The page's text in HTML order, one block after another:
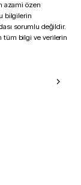
azami özen
bilgilerin
sorumlu değildir.
tüm bilgi ve verilerin